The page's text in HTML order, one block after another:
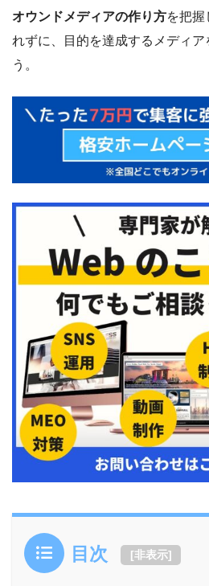
オウンドメディアの作り方を把握
れずに、目的を達成するメディア
う。
目次 [非表示]